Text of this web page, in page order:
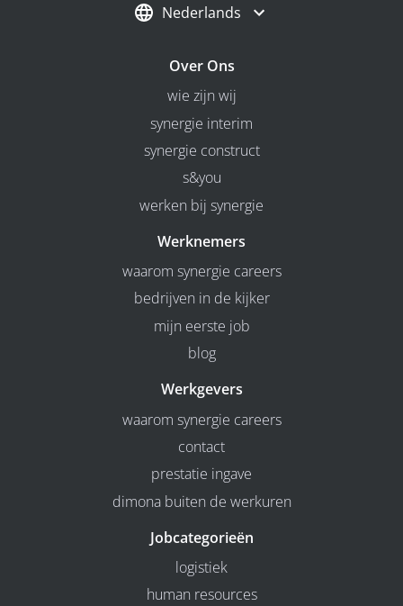
Nederlands
Over Ons
wie zijn wij
synergie interim
synergie construct
s&you
werken bij synergie
Werknemers
waarom synergie careers
bedrijven in de kijker
mijn eerste job
blog
Werkgevers
waarom synergie careers
contact
prestatie ingave
dimona buiten de werkuren
Jobcategorieën
logistiek
human resources